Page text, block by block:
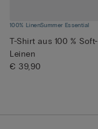
100% LinenSummer Essential
T-Shirt aus 100 % Soft-
Leinen
€ 39,90